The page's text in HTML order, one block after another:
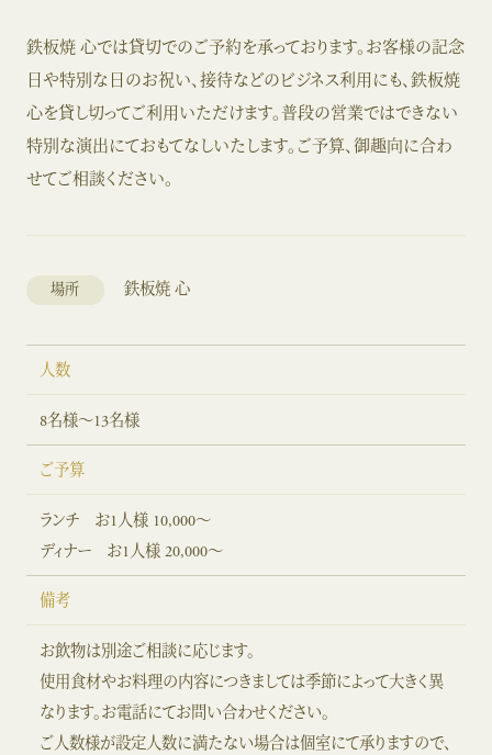
鉄板焼 心では貸切でのご予約を承っております。お客様の記念
日や特別な日のお祝い、接待などのビジネス利用にも、鉄板焼
心を貸し切ってご利用いただけます。普段の営業ではできない
特別な演出にておもてなしいたします。ご予算、御趣向に合わ
せてご相談ください。
場所 鉄板焼 心
人数
8名様～13名様
ご予算
ランチ お1人様 10,000～
ディナー お1人様 20,000～
備考
お飲物は別途ご相談に応じます。
使用食材やお料理の内容につきましては季節によって大きく異
なります。お電話にてお問い合わせください。
ご人数様が設定人数に満たない場合は個室にて承りますので、